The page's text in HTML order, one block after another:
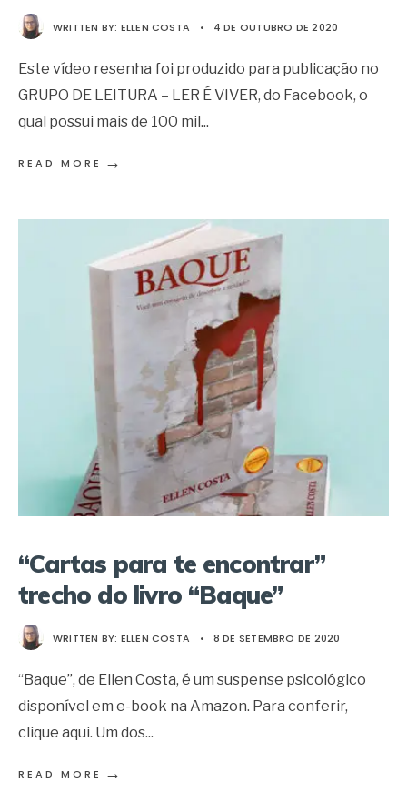
WRITTEN BY: ELLEN COSTA • 4 DE OUTUBRO DE 2020
Este vídeo resenha foi produzido para publicação no
GRUPO DE LEITURA – LER É VIVER, do Facebook, o
qual possui mais de 100 mil...
READ MORE →
“Cartas para te encontrar”
trecho do livro “Baque”
WRITTEN BY: ELLEN COSTA • 8 DE SETEMBRO DE 2020
“Baque”, de Ellen Costa, é um suspense psicológico
disponível em e-book na Amazon. Para conferir,
clique aqui. Um dos...
READ MORE →